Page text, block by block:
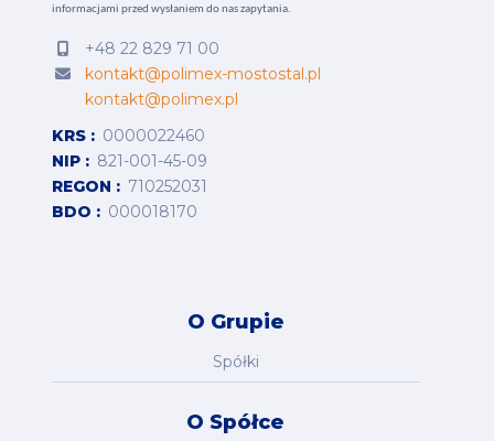
informacjami przed wysłaniem do nas zapytania.
+48 22 829 71 00
kontakt@polimex-mostostal.pl
kontakt@polimex.pl
KRS
0000022460
NIP
821-001-45-09
REGON
710252031
BDO
000018170
O Grupie
Spółki
O Spółce